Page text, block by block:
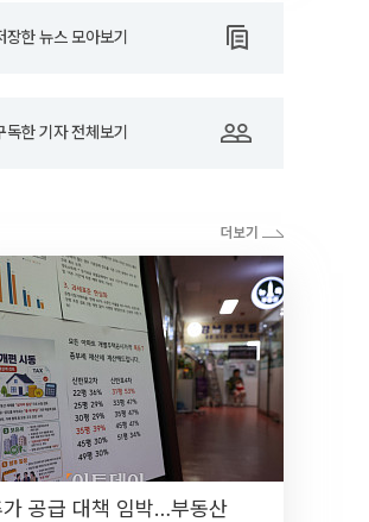
장한 뉴스 모아보기
독한 기자 전체보기
공급 대책 임박…부동산